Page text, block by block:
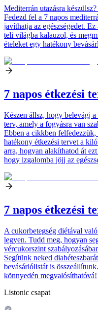
Mediterrán utazásra
Fedezd fel a 7 napos
javíthatja az egészségedet.
teli világba kalauzol, és
ételeket egy hatékony
7 napos étkezési
Készen állsz, hogy belevágj
terv, amely a fogyásra van
Ebben a cikkben felfedezzük,
hatékony étkezési tervet a
arra, hogyan alakíthatod át
hogy izgalomba jöjj az
7 napos étkezési
A cukorbetegség diétával
legyen. Tudd meg, hogyan
vércukorszint
Segítünk neked
bevásárlólistát is
könnyedén megvalósíthatóvá!
Listonic csapat